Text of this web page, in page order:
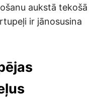
aukstā tekošā
ir jānosusina